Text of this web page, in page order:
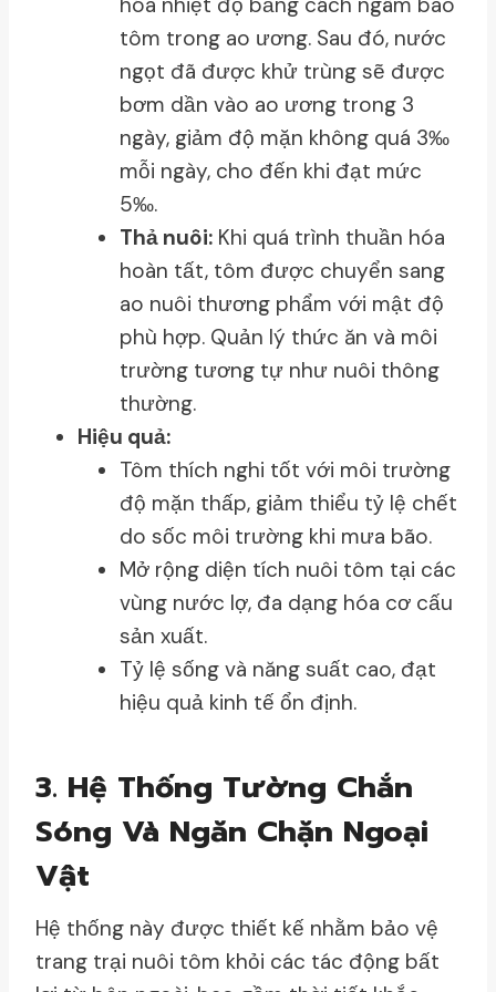
tôm trong ao ương. Sau đó, nước
ngọt đã được khử trùng sẽ được
bơm dần vào ao ương trong 3
ngày, giảm độ mặn không quá 3‰
mỗi ngày, cho đến khi đạt mức
5‰.
Thả nuôi: Khi quá trình thuần hóa
hoàn tất, tôm được chuyển sang
ao nuôi thương phẩm với mật độ
phù hợp. Quản lý thức ăn và môi
trường tương tự như nuôi thông
thường.
Hiệu quả:
Tôm thích nghi tốt với môi trường
độ mặn thấp, giảm thiểu tỷ lệ chết
do sốc môi trường khi mưa bão.
Mở rộng diện tích nuôi tôm tại các
vùng nước lợ, đa dạng hóa cơ cấu
sản xuất.
Tỷ lệ sống và năng suất cao, đạt
hiệu quả kinh tế ổn định.
3. Hệ Thống Tường Chắn
Sóng Và Ngăn Chặn Ngoại
Vật
Hệ thống này được thiết kế nhằm bảo vệ
trang trại nuôi tôm khỏi các tác động bất